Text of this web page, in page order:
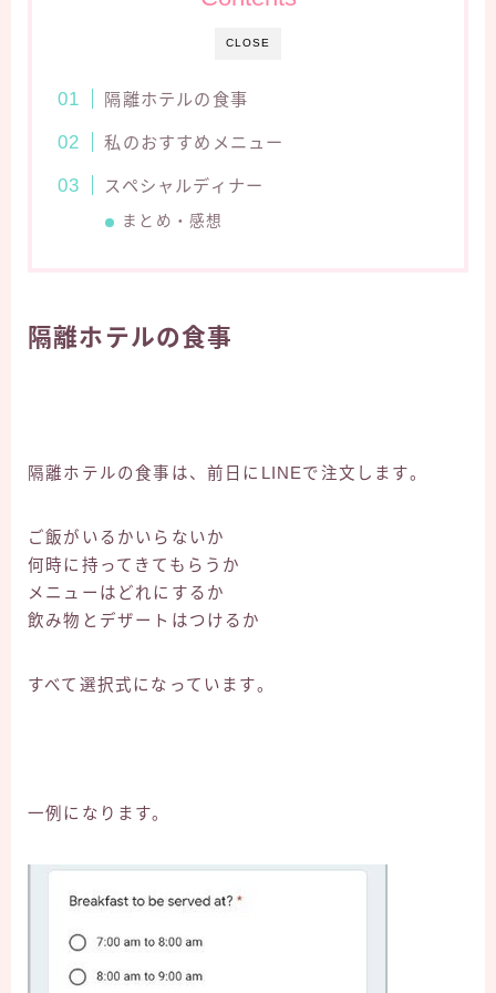
CLOSE
隔離ホテルの食事
私のおすすめメニュー
スペシャルディナー
まとめ・感想
隔離ホテルの食事
隔離ホテルの食事は、前日にLINEで注文します。
ご飯がいるかいらないか
何時に持ってきてもらうか
メニューはどれにするか
飲み物とデザートはつけるか
すべて選択式になっています。
一例になります。